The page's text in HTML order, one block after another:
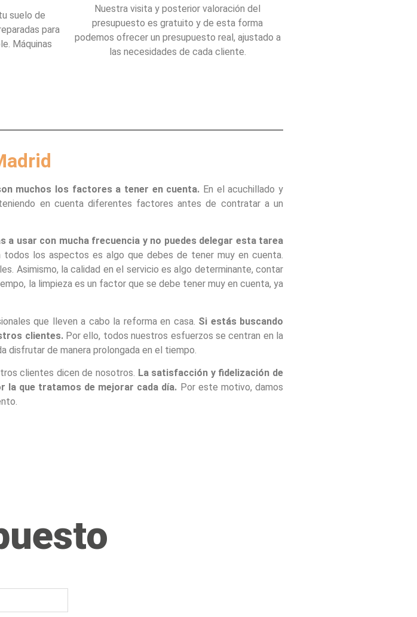
suelo de
para
Máquinas
Nuestra visita y posterior valoración del
presupuesto es gratuito y de esta forma
podemos ofrecer un presupuesto real, ajustado a
las necesidades de cada cliente.
muchos los factores a tener en cuenta. En el acuchillado y
en cuenta diferentes factores antes de contratar a un
a usar con mucha frecuencia y no puedes delegar esta tarea
los aspectos es algo que debes de tener muy en cuenta.
Asimismo, la calidad en el servicio es algo determinante, contar
la limpieza es un factor que se debe tener muy en cuenta, ya
que lleven a cabo la reforma en casa. Si estás buscando
clientes.Por ello, todos nuestros esfuerzos se centran en la
disfrutar de manera prolongada en el tiempo.
clientes dicen de nosotros. La satisfacción y fidelización de
que tratamos de mejorar cada día. Por este motivo, damos